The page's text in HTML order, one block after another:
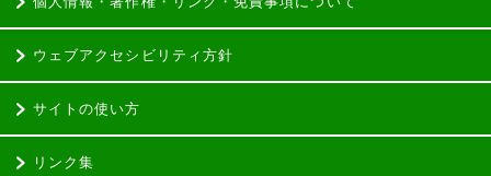
ウェブアクセシビリティ方針
サイトの使い方
リンク集